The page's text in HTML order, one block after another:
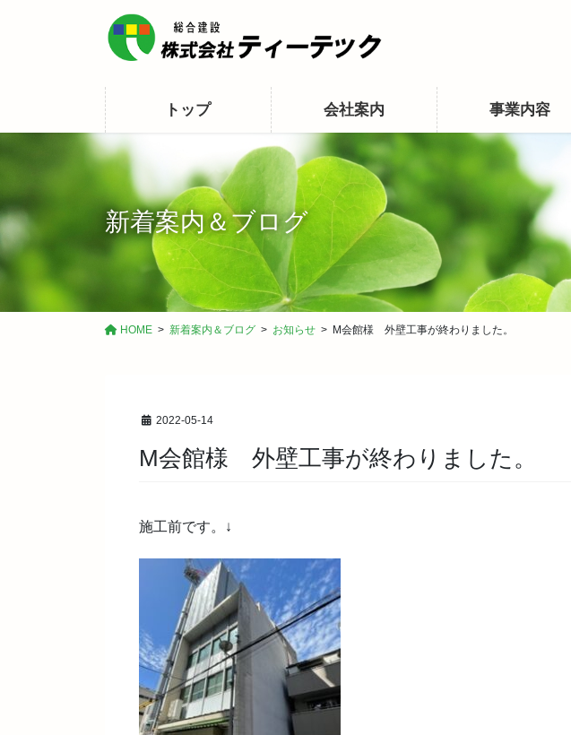
トップ 会社案内 事業内容
新着案内＆ブログ
HOME 新着案内＆ブログ お知らせ M会館様 外壁工事が終わりました。
2022-05-14
M会館様 外壁工事が終わりました。
施工前です。↓